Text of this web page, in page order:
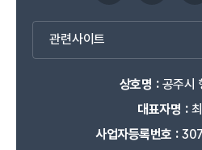
관련사이트
상호명 :공주시
대표자명 :
사업자등록번호 :